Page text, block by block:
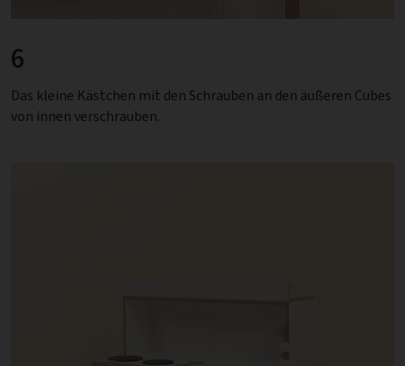
6
Das kleine Kästchen mit den Schrauben an den äußeren Cubes
von innen verschrauben.